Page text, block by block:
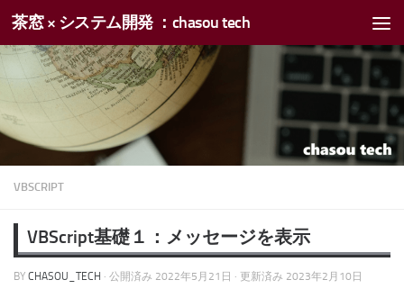
コンテンツへスキップ
茶窓 × システム開発 ：chasou tech
VBSCRIPT
VBScript基礎１：メッセージを表示
BY CHASOU_TECH · 公開済み 2022年5月21日 · 更新済み 2023年2月10日